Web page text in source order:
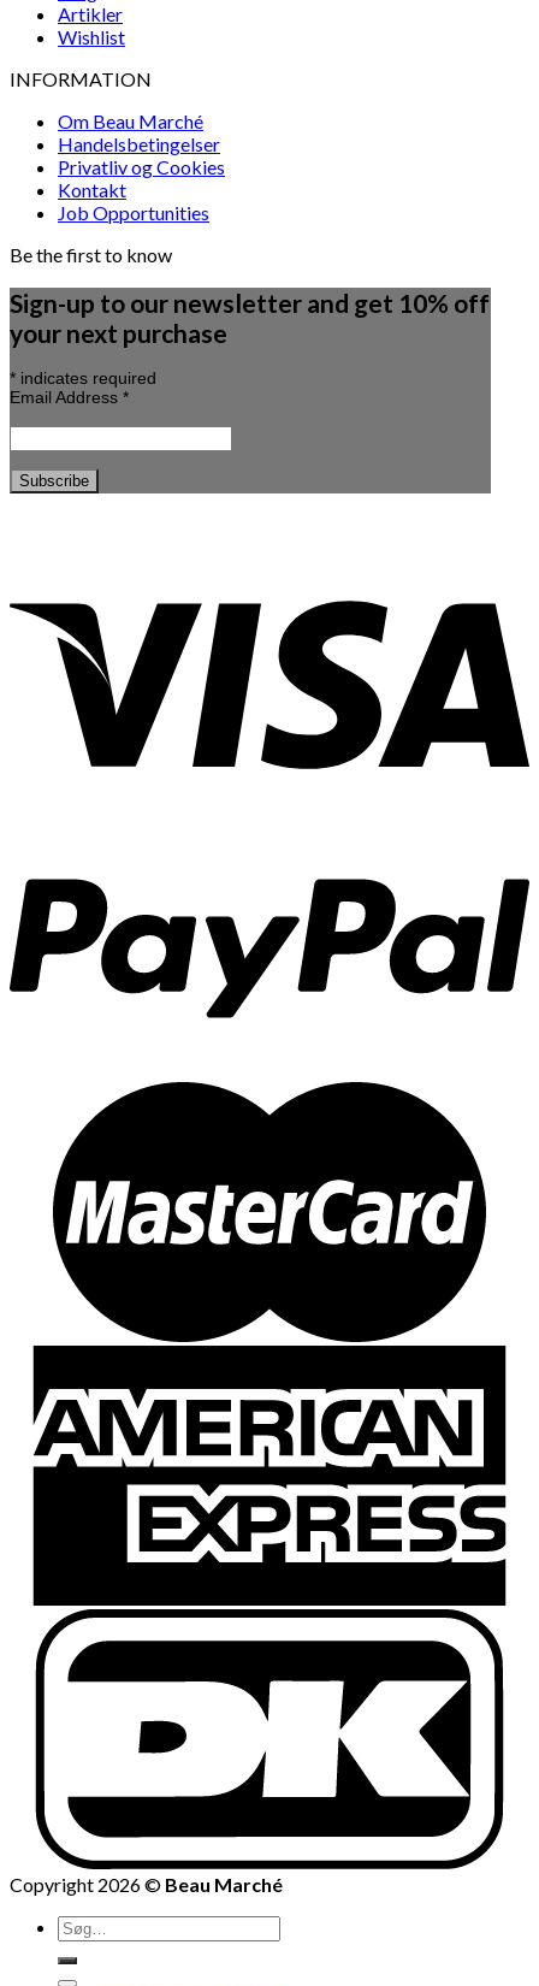
Artikler
Wishlist
INFORMATION
Om Beau Marché
Handelsbetingelser
Privatliv og Cookies
Kontakt
Job Opportunities
Be the first to know
Sign-up to our newsletter and get 10% off
your next purchase
* indicates required
Email Address *
Copyright 2026 © Beau Marché
Søg
efter: